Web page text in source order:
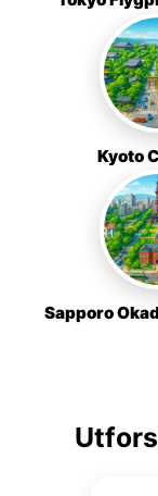
Kyoto
Sapporo